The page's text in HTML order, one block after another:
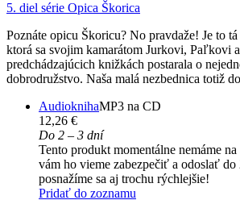
5. diel série Opica Škorica
Poznáte opicu Škoricu? No pravdaže! Je to
ktorá sa svojim kamarátom Jurkovi, Paľkovi
predchádzajúcich knižkách postarala o
dobrodružstvo. Naša malá nezbednica totiž
AudioknihaMP3 na CD
12,26 €
Do 2 – 3 dní
Tento produkt momentálne nemáme
vám ho vieme zabezpečiť a odoslať do
posnažíme sa aj trochu rýchlejšie!
Pridať do zoznamu